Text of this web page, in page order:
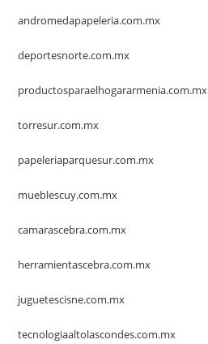
andromedapapeleria.com.mx
deportesnorte.com.mx
productosparaelhogararmenia.com.mx
torresur.com.mx
papeleriaparquesur.com.mx
mueblescuy.com.mx
camarascebra.com.mx
herramientascebra.com.mx
juguetescisne.com.mx
tecnologiaaltolascondes.com.mx